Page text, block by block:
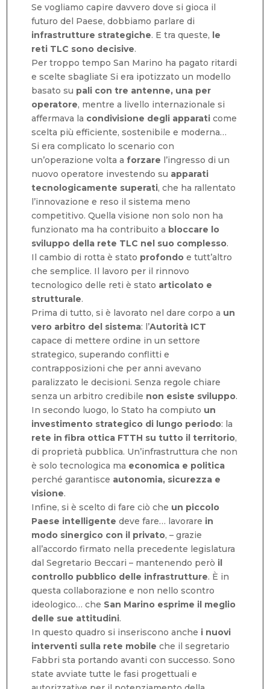
Se vogliamo capire davvero dove si gioca il
futuro del Paese, dobbiamo parlare di
infrastrutture strategiche. E tra queste, le
reti TLC sono decisive.
Per troppo tempo San Marino ha pagato ritardi
e scelte sbagliate Si era ipotizzato un modello
basato su pali con tre antenne, una per
operatore, mentre a livello internazionale si
affermava la condivisione degli apparati come
scelta più efficiente, sostenibile e moderna…
Si era complicato lo scenario con
un’operazione volta aforzare l’ingresso di un
nuovo operatore investendo su apparati
tecnologicamente superati, che ha rallentato
l’innovazione e reso il sistema meno
competitivo. Quella visione non solo non ha
funzionato ma ha contribuito a bloccare lo
sviluppo della rete TLC nel suo complesso.
Il cambio di rotta è stato profondo e tutt’altro
che semplice. Il lavoro per il rinnovo
tecnologico delle reti è stato articolato e
strutturale.
Prima di tutto, si è lavorato nel dare corpo a un
vero arbitro del sistema: l’Autorità ICT
capace di mettere ordine in un settore
strategico, superando conflitti e
contrapposizioni che per anni avevano
paralizzato le decisioni. Senza regole chiare
senza un arbitro credibile non esiste sviluppo.
In secondo luogo, lo Stato ha compiuto un
investimento strategico di lungo periodo: la
rete in fibra ottica FTTH su tutto il territorio,
di proprietà pubblica. Un’infrastruttura che non
è solo tecnologica ma economica e politica
perché garantisce autonomia, sicurezza e
visione.
Infine, si è scelto di fare ciò che un piccolo
Paese intelligente deve fare… lavorare in
modo sinergico con il privato, – grazie
all’accordo firmato nella precedente legislatura
dal Segretario Beccari – mantenendo però il
controllo pubblico delle infrastrutture. È in
questa collaborazione e non nello scontro
ideologico… che San Marino esprime il meglio
delle sue attitudini.
In questo quadro si inseriscono anche i nuovi
interventi sulla rete mobileche il segretario
Fabbri sta portando avanti con successo. Sono
state avviate tutte le fasi progettuali e